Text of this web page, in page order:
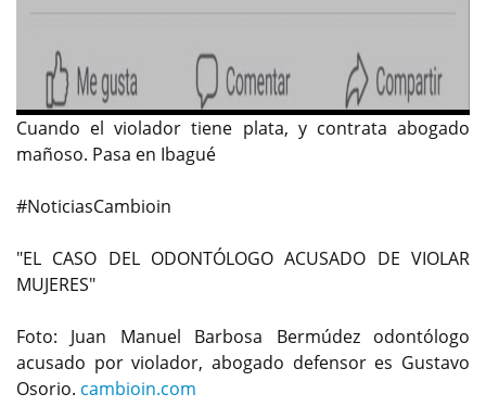
Cuando el violador tiene plata, y contrata abogado
mañoso. Pasa en Ibagué
#NoticiasCambioin
"EL CASO DEL ODONTÓLOGO ACUSADO DE VIOLAR
MUJERES"
Foto: Juan Manuel Barbosa Bermúdez odontólogo
acusado por violador, abogado defensor es Gustavo
Osorio. cambioin.com